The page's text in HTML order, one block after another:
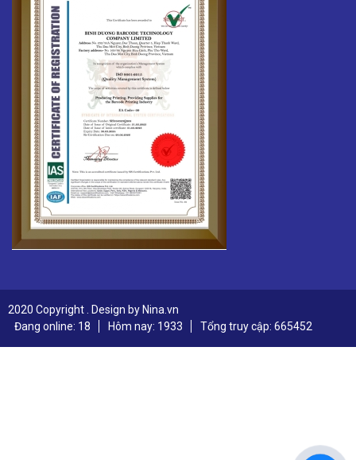
2020 Copyright . Design by Nina.vn
Đang online: 18
Hôm nay: 1933 Tổng truy cập: 665452